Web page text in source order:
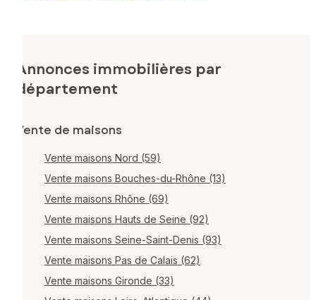
Annonces immobilières par
département
Vente de maisons
Vente maisons Nord (59)
Vente maisons Bouches-du-Rhône (13)
Vente maisons Rhône (69)
Vente maisons Hauts de Seine (92)
Vente maisons Seine-Saint-Denis (93)
Vente maisons Pas de Calais (62)
Vente maisons Gironde (33)